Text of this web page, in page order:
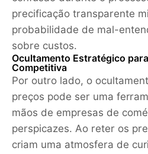
precificação transparente
probabilidade de mal-
sobre custos.
Ocultamento Estratégico
Competitiva
Por outro lado, o
preços pode ser uma
mãos de empresas de
perspicazes. Ao reter os
criam uma atmosfera de